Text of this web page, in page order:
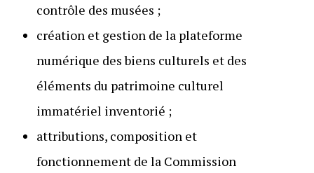
contrôle des musées ;
création et gestion de la plateforme
numérique des biens culturels et des
éléments du patrimoine culturel
immatériel inventorié ;
attributions, composition et
fonctionnement de la Commission